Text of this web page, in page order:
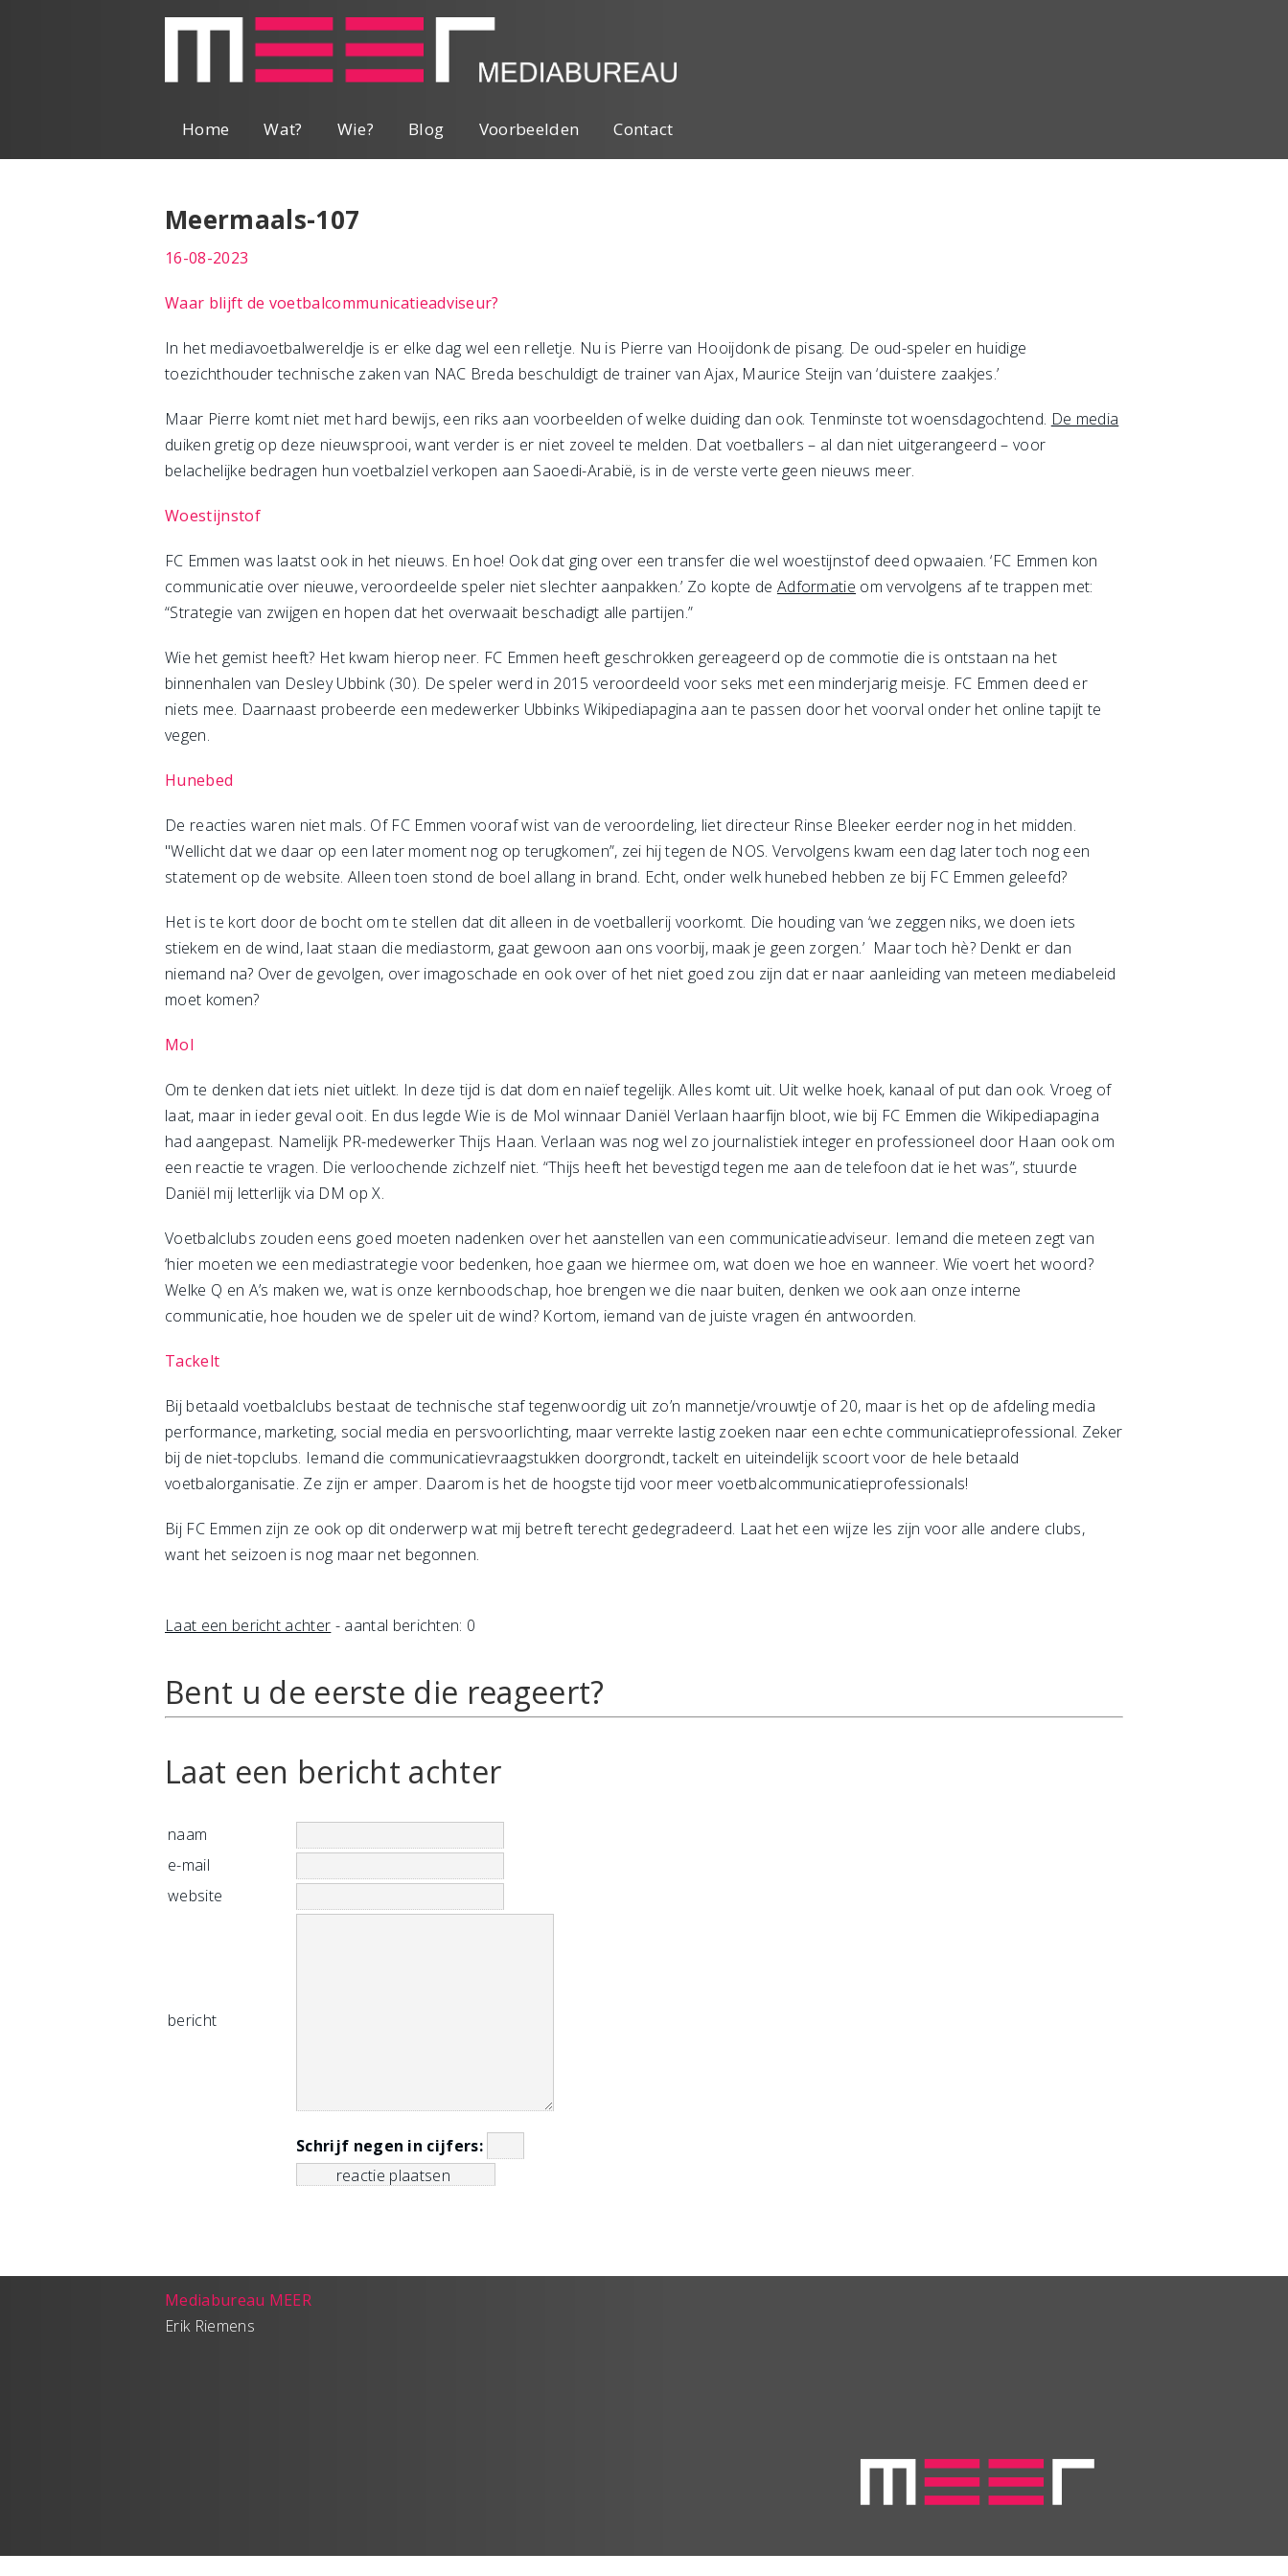
Home Wat? Wie? Blog Voorbeelden Contact
Meermaals-107
16-08-2023
Waar blijft de voetbalcommunicatieadviseur?
In het mediavoetbalwereldje is er elke dag wel een relletje. Nu is Pierre van Hooijdonk de pisang. De oud-speler en huidige
toezichthouder technische zaken van NAC Breda beschuldigt de trainer van Ajax, Maurice Steijn van ‘duistere zaakjes.’
Maar Pierre komt niet met hard bewijs, een riks aan voorbeelden of welke duiding dan ook. Tenminste tot woensdagochtend. De media
duiken gretig op deze nieuwsprooi, want verder is er niet zoveel te melden. Dat voetballers – al dan niet uitgerangeerd – voor
belachelijke bedragen hun voetbalziel verkopen aan Saoedi-Arabië, is in de verste verte geen nieuws meer.
Woestijnstof
FC Emmen was laatst ook in het nieuws. En hoe! Ook dat ging over een transfer die wel woestijnstof deed opwaaien. ‘FC Emmen kon
communicatie over nieuwe, veroordeelde speler niet slechter aanpakken.’ Zo kopte de Adformatie om vervolgens af te trappen met:
“Strategie van zwijgen en hopen dat het overwaait beschadigt alle partijen.”
Wie het gemist heeft? Het kwam hierop neer. FC Emmen heeft geschrokken gereageerd op de commotie die is ontstaan na het
binnenhalen van Desley Ubbink (30). De speler werd in 2015 veroordeeld voor seks met een minderjarig meisje. FC Emmen deed er
niets mee. Daarnaast probeerde een medewerker Ubbinks Wikipediapagina aan te passen door het voorval onder het online tapijt te
vegen.
Hunebed
De reacties waren niet mals. Of FC Emmen vooraf wist van de veroordeling, liet directeur Rinse Bleeker eerder nog in het midden.
"Wellicht dat we daar op een later moment nog op terugkomen”, zei hij tegen de NOS. Vervolgens kwam een dag later toch nog een
statement op de website. Alleen toen stond de boel allang in brand. Echt, onder welk hunebed hebben ze bij FC Emmen geleefd?
Het is te kort door de bocht om te stellen dat dit alleen in de voetballerij voorkomt. Die houding van ‘we zeggen niks, we doen iets
stiekem en de wind, laat staan die mediastorm, gaat gewoon aan ons voorbij, maak je geen zorgen.’ Maar toch hè? Denkt er dan
niemand na? Over de gevolgen, over imagoschade en ook over of het niet goed zou zijn dat er naar aanleiding van meteen mediabeleid
moet komen?
Mol
Om te denken dat iets niet uitlekt. In deze tijd is dat dom en naïef tegelijk. Alles komt uit. Uit welke hoek, kanaal of put dan ook. Vroeg of
laat, maar in ieder geval ooit. En dus legde Wie is de Mol winnaar Daniël Verlaan haarfijn bloot, wie bij FC Emmen die Wikipediapagina
had aangepast. Namelijk PR-medewerker Thijs Haan. Verlaan was nog wel zo journalistiek integer en professioneel door Haan ook om
een reactie te vragen. Die verloochende zichzelf niet. “Thijs heeft het bevestigd tegen me aan de telefoon dat ie het was”, stuurde
Daniël mij letterlijk via DM op X.
Voetbalclubs zouden eens goed moeten nadenken over het aanstellen van een communicatieadviseur. Iemand die meteen zegt van
‘hier moeten we een mediastrategie voor bedenken, hoe gaan we hiermee om, wat doen we hoe en wanneer. Wie voert het woord?
Welke Q en A’s maken we, wat is onze kernboodschap, hoe brengen we die naar buiten, denken we ook aan onze interne
communicatie, hoe houden we de speler uit de wind? Kortom, iemand van de juiste vragen én antwoorden.
Tackelt
Bij betaald voetbalclubs bestaat de technische staf tegenwoordig uit zo’n mannetje/vrouwtje of 20, maar is het op de afdeling media
performance, marketing, social media en persvoorlichting, maar verrekte lastig zoeken naar een echte communicatieprofessional. Zeker
bij de niet-topclubs. Iemand die communicatievraagstukken doorgrondt, tackelt en uiteindelijk scoort voor de hele betaald
voetbalorganisatie. Ze zijn er amper. Daarom is het de hoogste tijd voor meer voetbalcommunicatieprofessionals!
Bij FC Emmen zijn ze ook op dit onderwerp wat mij betreft terecht gedegradeerd. Laat het een wijze les zijn voor alle andere clubs,
want het seizoen is nog maar net begonnen.
Laat een bericht achter - aantal berichten: 0
Bent u de eerste die reageert?
Laat een bericht achter
naam
e-mail
website
bericht
Schrijf negen in cijfers:
Mediabureau MEER
Erik Riemens